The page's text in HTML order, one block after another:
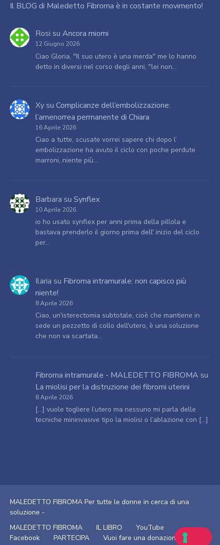
Il BLOG di Maledetto Fibroma è in costante movimento!
Rosi su Ancora miomi
12 Giugno 2026
Ciao Gloria, "Il suo utero è una merda" me lo hanno
detto in diversi nel corso degli anni, "lei non…
Xysu Complicanze dell’embolizzazione:
l’amenorrea permanente di Chiara
16 Aprile 2026
Ciao a tutte, scusate vorrei sapere chi dopo l’
embolizzazione ha avuto il ciclo con poche perdute
marroni, niente più…
Barbara su Synflex
10 Aprile 2026
io ho usato synflex per anni prima della pillola e
bastava prenderlo il giorno prima dell' inizio del ciclo
per…
Ilaria su Fibroma intramurale: non capisco più
niente!
8 Aprile 2026
Ciao, un'isterectomia subtotale, cioè che mantiene in
sede un pezzetto di collo dell'utero, è una soluzione
che non va scartata…
Fibroma intramurale - MALEDETTO FIBROMA su
La miolisi per la distruzione dei fibromi uterini
8 Aprile 2026
[…] vuole togliere l’utero ma nessuno mi parla delle
tecniche mininvasive tipo la miolisi o l’ablazione con […]
MALEDETTO FIBROMA Per tutte le donne in cerca di una
soluzione -
MALEDETTO FIBROMA
IL LIBRO
YouTube
Facebook
PARTECIPA Vuoi fare una donazione?